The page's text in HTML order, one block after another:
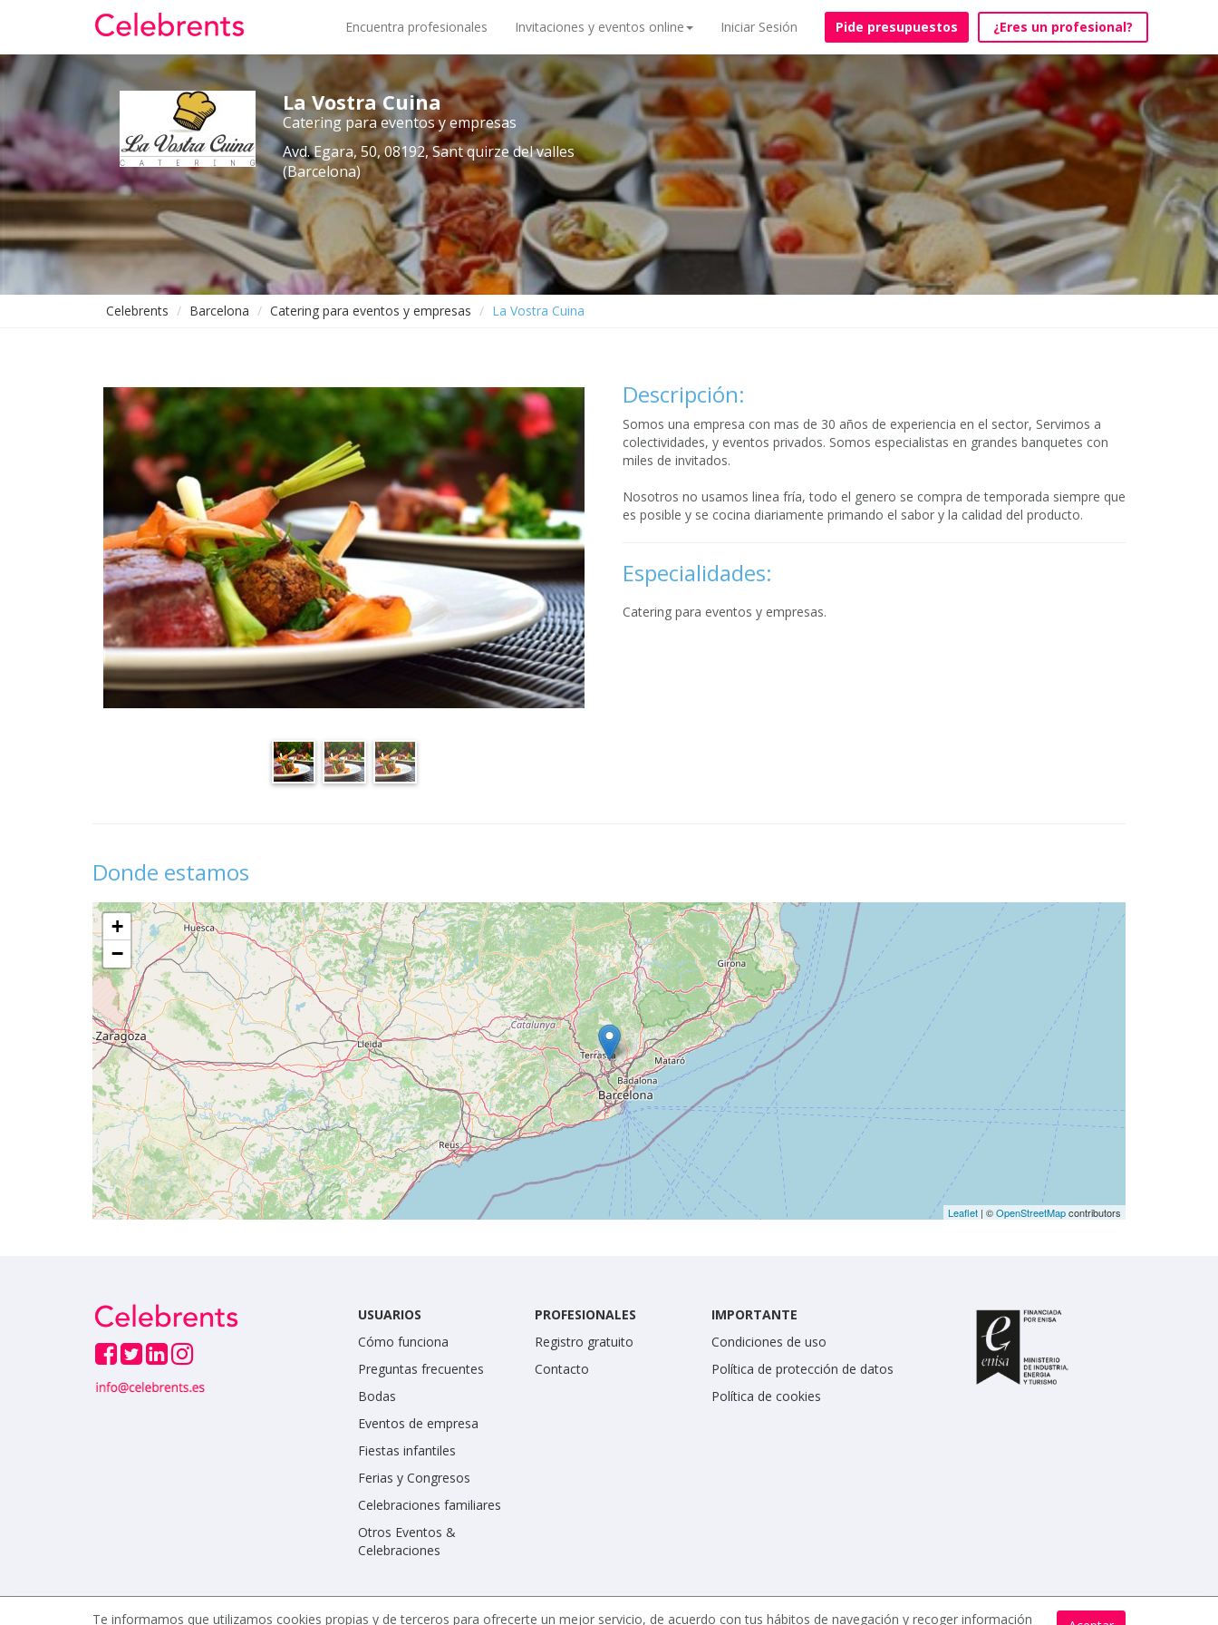
Encuentra profesionales Invitaciones y eventos online Iniciar Sesión Pide presupuestos ¿Eres un profesional?
La Vostra Cuina
Catering para eventos y empresas
Avd. Egara, 50, 08192, Sant quirze del valles
(Barcelona)
Celebrents Barcelona Catering para eventos y empresas La Vostra Cuina
Descripción:
Somos una empresa con mas de 30 años de experiencia en el sector, Servimos a
colectividades, y eventos privados. Somos especialistas en grandes banquetes con
miles de invitados.
Nosotros no usamos linea fría, todo el genero se compra de temporada siempre que
es posible y se cocina diariamente primando el sabor y la calidad del producto.
Especialidades:
Catering para eventos y empresas.
Donde estamos
+
−
Leaflet | ©OpenStreetMapcontributors
USUARIOS
Cómo funciona
Preguntas frecuentes
Bodas
Eventos de empresa
Fiestas infantiles
Ferias y Congresos
Celebraciones familiares
Otros Eventos &
Celebraciones
PROFESIONALES
Registro gratuito
Contacto
IMPORTANTE
Condiciones de uso
Política de protección de datos
Política de cookies
Te informamos que utilizamos cookies propias y de terceros para ofrecerte un mejor servicio, de acuerdo con tus hábitos de navegación y recoger información